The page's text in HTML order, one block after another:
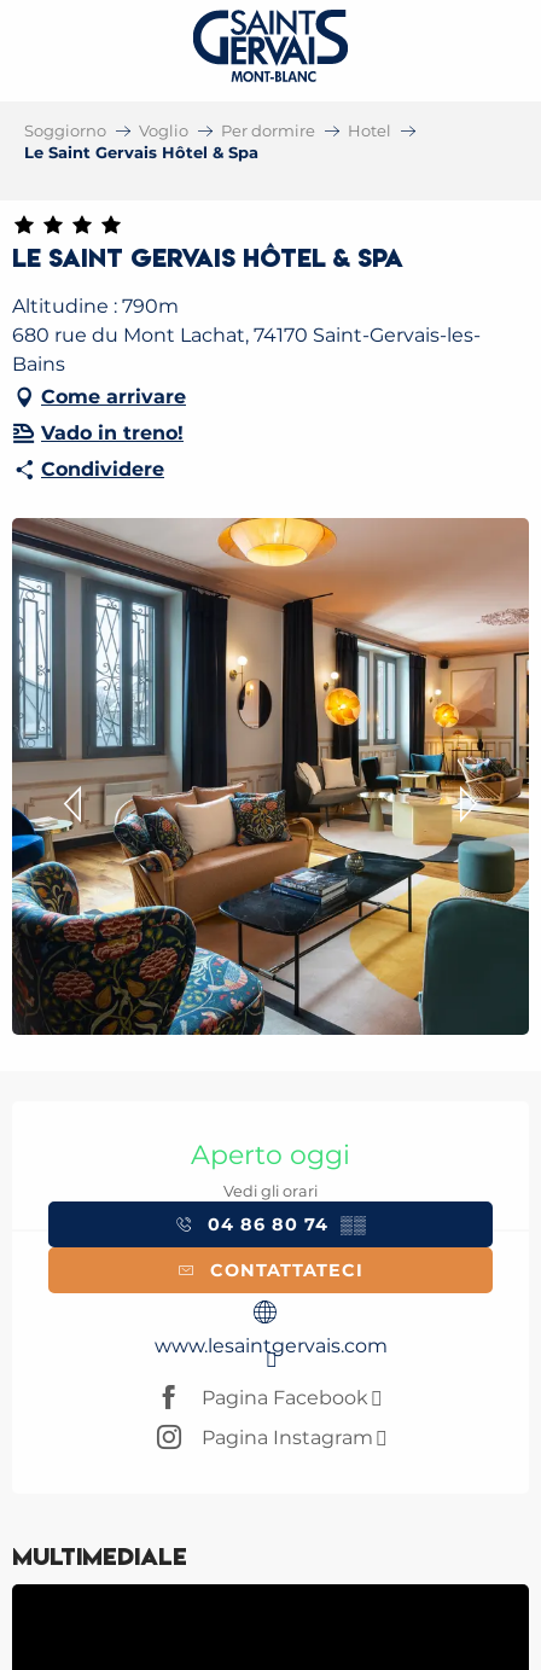
Soggiorno Voglio Per dormire
Hotel
Le Saint Gervais Hôtel & Spa
Le Saint Gervais Hôtel & Spa
Altitudine : 790m
680 rue du Mont Lachat, 74170 Saint-Gervais-les-
Bains
Come arrivare
Vado in treno!
Condividere
Aperto oggi
Vedi gli orari
04 86 80 74 ▒▒
CONTATTATECI
www.lesaintgervais.com
Pagina Facebook
Pagina Instagram
Multimediale